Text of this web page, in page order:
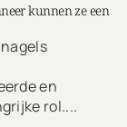
kunnen ze een
en
rol....